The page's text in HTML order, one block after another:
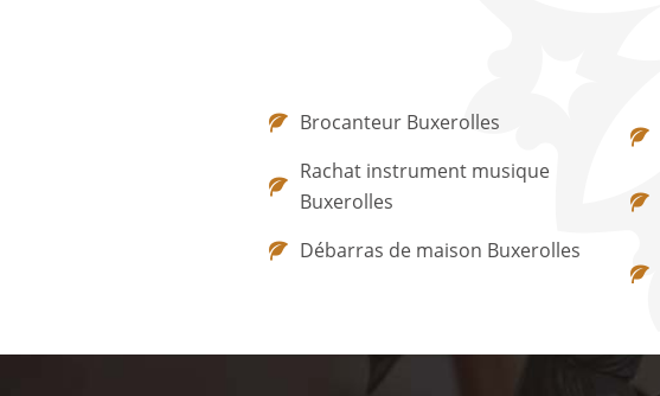
Brocanteur Buxerolles
Rachat instrument musique
Buxerolles
Débarras de maison Buxerolles